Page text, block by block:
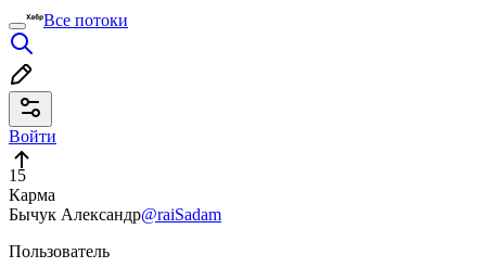
Все потоки
Войти
15
Карма
Бычук Александр@raiSadam
Пользователь